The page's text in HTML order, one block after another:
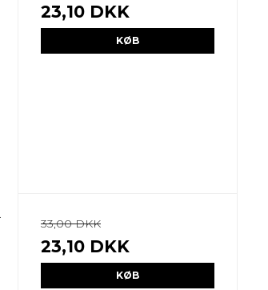
23,10 DKK
KØB
33,00 DKK
23,10 DKK
KØB